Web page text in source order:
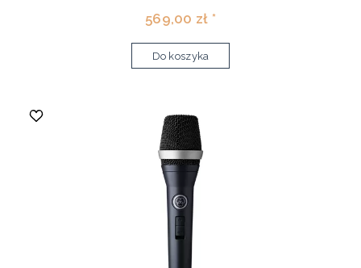
569,00 zł *
Do koszyka